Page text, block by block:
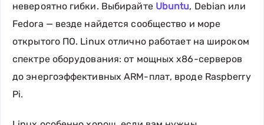
невероятно гибки. Выбирайте Ubuntu, Debian или
Fedora — везде найдется сообщество и море
открытого ПО. Linux отлично работает на широком
спектре оборудования: от мощных x86-серверов
до энергоэффективных ARM-плат, вроде Raspberry
Pi.